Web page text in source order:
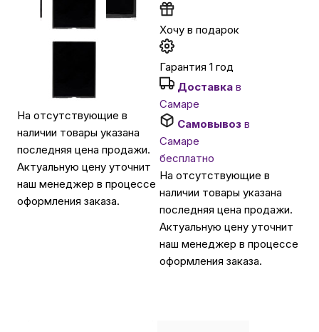
Автомобильные аксессуары
Сервисный центр Apple в Самаре
Подарочные сертификаты
Аудио
На отсутствующие в
наличии товары указана
последняя цена продажи.
Актуальную цену уточнит
наш менеджер в процессе
оформления заказа.
Хочу в подарок
Гарантия 1 год
Доставка в
Самаре
Самовывоз в
Самаре
бесплатно
На отсутствующие в
наличии товары указана
последняя цена продажи.
Актуальную цену уточнит
наш менеджер в процессе
оформления заказа.